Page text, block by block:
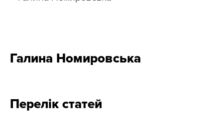
Галина Номировська
Перелік статей